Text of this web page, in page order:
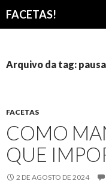
FACETAS!
CONTEÚDO
Arquivo da tag:
FACETAS
COMO
QUE
2 DE AGOSTO DE 2024